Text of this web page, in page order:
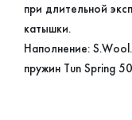
при длительной
катышки.
Наполнение:
пружин Tun Spring